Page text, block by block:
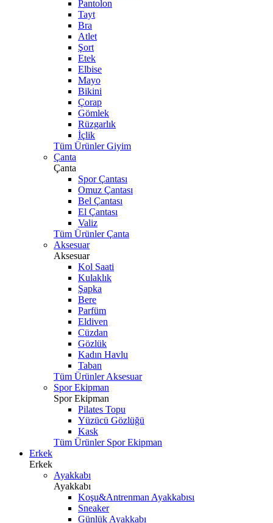
Pantolon
Tayt
Bra
Atlet
Şort
Etek
Elbise
Mayo
Bikini
Çorap
Gömlek
Rüzgarlık
İçlik
Tüm Ürünler Giyim
Çanta
Çanta
Spor Çantası
Omuz Çantası
Bel Çantası
El Çantası
Valiz
Tüm Ürünler Çanta
Aksesuar
Aksesuar
Kol Saati
Kulaklık
Şapka
Bere
Parfüm
Eldiven
Cüzdan
Gözlük
Kadın Havlu
Taban
Tüm Ürünler Aksesuar
Spor Ekipman
Spor Ekipman
Pilates Topu
Yüzücü Gözlüğü
Kask
Tüm Ürünler Spor Ekipman
Erkek
Erkek
Ayakkabı
Ayakkabı
Koşu&Antrenman Ayakkabısı
Sneaker
Günlük Ayakkabı